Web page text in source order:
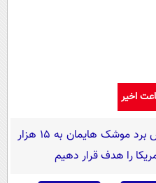
اخیر
امام‌ جمعه اهواز: با افزایش برد موشک هایمان به ۱۵ هزار
را هدف قرار دهیم